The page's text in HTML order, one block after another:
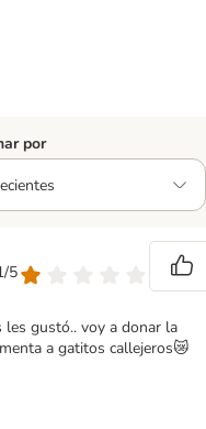
por
5
gustó.. voy a donar la
a gatitos callejeros😿